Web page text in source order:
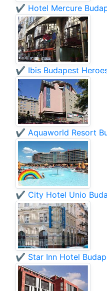
✔️ Hotel Mercure
✔️ Ibis Budapest
✔️ Aquaworld Resort
✔️ City Hotel Unio
✔️ Star Inn Hotel